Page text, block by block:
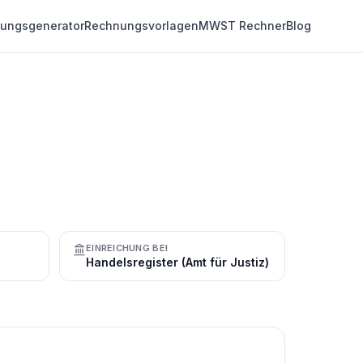
RechnungsvorlagenMWST RechnerBlog
EINREICHUNG BEI
Handelsregister (Amt für Justiz)